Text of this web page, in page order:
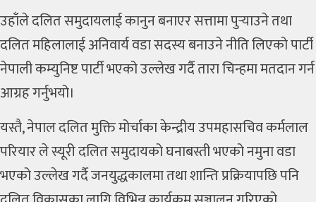
उहाँले दलित समुदायलाई कानुन बनाएर सत्तामा पुर्‍याउने तथा
दलित महिलालाई अनिवार्य वडा सदस्य बनाउने नीति लिएको पार्टी
नेपाली कम्युनिष्ट पार्टी भएको उल्लेख गर्दै तारा चिन्हमा मतदान गर्न
आग्रह गर्नुभयो।
यस्तै, नेपाल दलित मुक्ति मोर्चाका केन्द्रीय उपमहासचिवकर्मलाल
परियारले स्यूरी दलित समुदायको घनाबस्ती भएको नमुना वडा
भएको उल्लेख गर्दै जनयुद्धकालमा तथा शान्ति प्रक्रियापछि पनि